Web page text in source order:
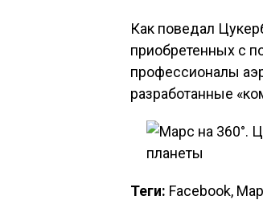
Как поведал
приобретенных с
профессионалы
разработанные
Теги: Facebook,